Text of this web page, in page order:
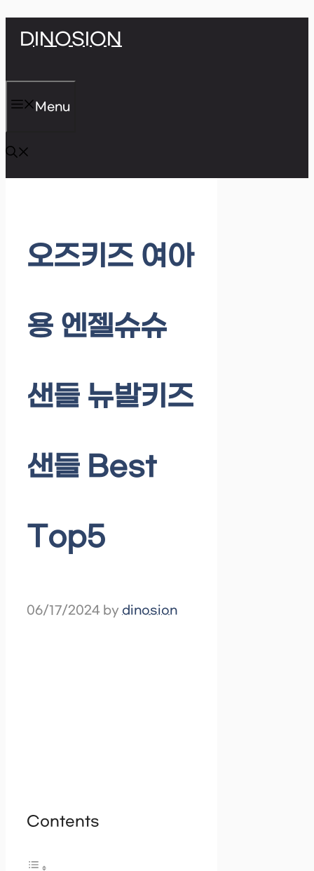
SkipDINOSION
Menu
오즈키즈 여아
용 엔젤슈슈
샌들 뉴발키즈
샌들 Best
Top5
06/17/2024 by dinosion
Contents